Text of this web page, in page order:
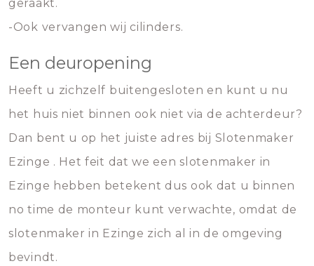
geraakt.
-Ook vervangen wij cilinders.
Een deuropening
Heeft u zichzelf buitengesloten en kunt u nu
het huis niet binnen ook niet via de achterdeur?
Dan bent u op het juiste adres bij Slotenmaker
Ezinge . Het feit dat we een slotenmaker in
Ezinge hebben betekent dus ook dat u binnen
no time de monteur kunt verwachte, omdat de
slotenmaker in Ezinge zich al in de omgeving
bevindt.